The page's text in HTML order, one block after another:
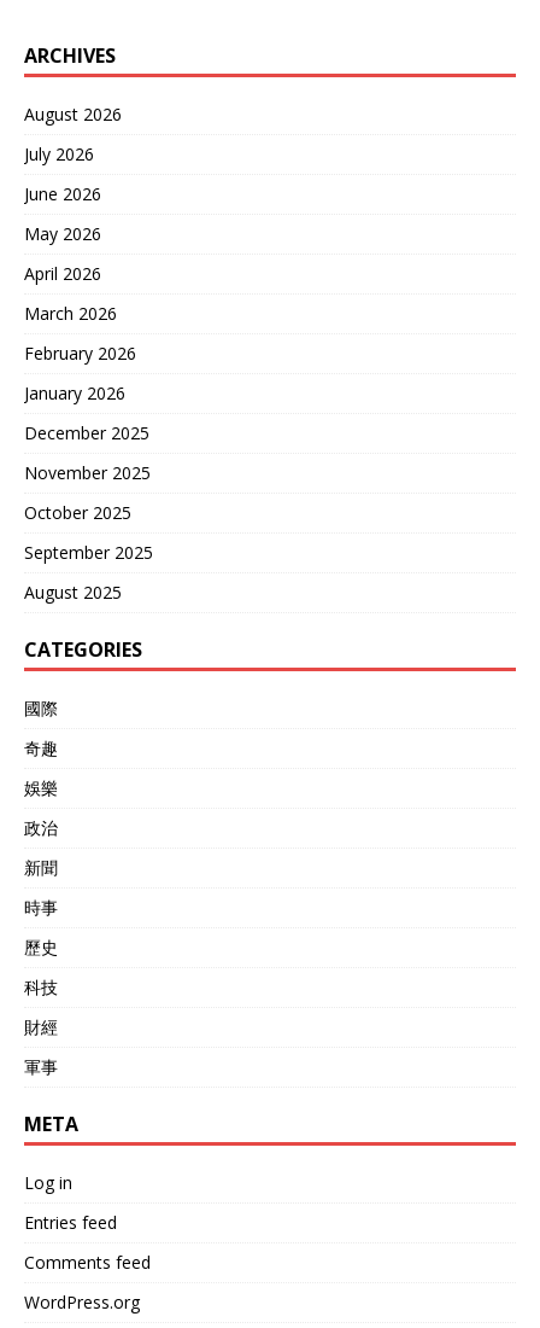
自身保留如此多的核弹头，
过去他们与其说是“裁撤”更
像是“精简”，拉着只有数百
枚库存的中国一起进行核裁
军，一点都不合理。 其次还
诺不首先使用核武器，表明
了我国的和平主义道路。 但
美国这些年还是时不时想“重
启核试验”，特朗普也是这个
是经常进行威慑性试射。 所
以双方的背景就完全不同，
方。 最关键的是，对于核裁
军问题，中国之前已经多次
表明了态度，特朗普为什么
还是多次试探想拉着中国一
有自己的算盘，很大可能借
着裁军问题削弱中国的和平
核力量。 如果中方不同意的
话，美国再动用全球舆论压
条件。 所以在中方这次回绝
之后，同日五角大楼也“变
思宣称， 他们已就微软在国
防相关项目中（数码护卫计
划）远程聘请中国工程师参
与云系统支援一事，正式向
微软的数码护卫计划进行第
三方审计，为了保证美国军
事领域“安全性”等问题。 美
媒认为这只是一道表面指
军事技术领域合作极少，可
以说是几乎为零。 他们在7
月份也已经宣布，要将中国
工程师排除在敏感技术项目
体报道中国员工被解雇的消
事技术合作”更大程度上都是
一纸空文不存在，美方试图
离”的立场。 即便是中方这
次拒绝了，美国也不会停止
为。 之前五角大楼在《中国
军力报告》中，夸大中国核
弹头数量“超过500枚”，其目
ARCHIVES
August 2026
July 2026
June 2026
May 2026
April 2026
March 2026
February 2026
January 2026
December 2025
November 2025
October 2025
September 2025
August 2025
CATEGORIES
國際
奇趣
娛樂
政治
新聞
時事
歷史
科技
財經
軍事
META
Log in
Entries feed
Comments feed
WordPress.org